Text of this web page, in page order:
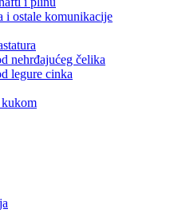
i ostale komunikacije
nehrđajućeg čelika
legure cinka
kukom